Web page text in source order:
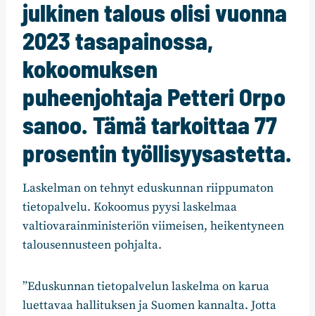
julkinen talous olisi vuonna
2023 tasapainossa,
kokoomuksen
puheenjohtaja Petteri Orpo
sanoo. Tämä tarkoittaa 77
prosentin työllisyysastetta.
Laskelman on tehnyt eduskunnan riippumaton
tietopalvelu. Kokoomus pyysi laskelmaa
valtiovarainministeriön viimeisen, heikentyneen
talousennusteen pohjalta.
”Eduskunnan tietopalvelun laskelma on karua
luettavaa hallituksen ja Suomen kannalta. Jotta